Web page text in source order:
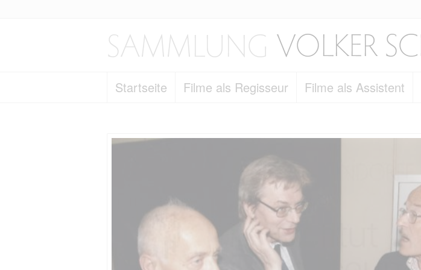
Startseite Filme als Regisseur Filme als Assistent